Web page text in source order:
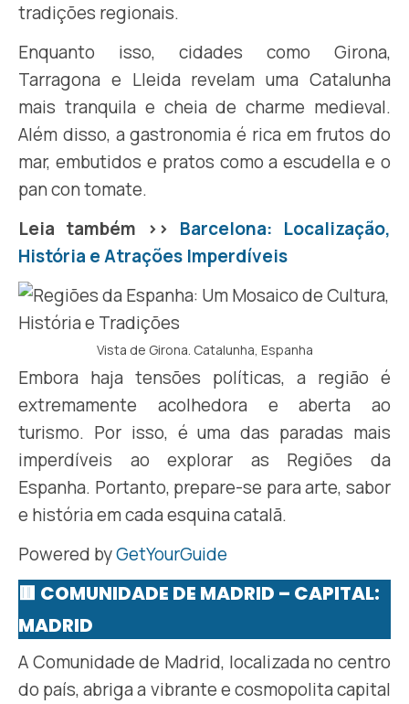
tradições regionais.
Enquanto isso, cidades como Girona,
Tarragona e Lleida revelam uma Catalunha
mais tranquila e cheia de charme medieval.
Além disso, a gastronomia é rica em frutos do
mar, embutidos e pratos como a escudella e o
pan con tomate.
Leia também >> Barcelona: Localização,
História e Atrações Imperdíveis
Vista de Girona. Catalunha, Espanha
Embora haja tensões políticas, a região é
extremamente acolhedora e aberta ao
turismo. Por isso, é uma das paradas mais
imperdíveis ao explorar as Regiões da
Espanha. Portanto, prepare-se para arte, sabor
e história em cada esquina catalã.
Powered byGetYourGuide
🟥 COMUNIDADE DE MADRID – CAPITAL:
MADRID
A Comunidade de Madrid, localizada no centro
do país, abriga a vibrante e cosmopolita capital